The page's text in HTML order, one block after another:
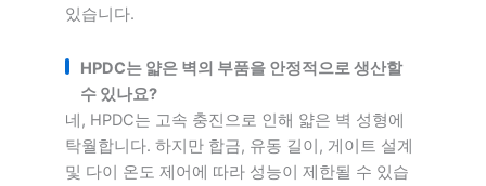
있습니다.
HPDC는 얇은 벽의 부품을 안정적으로 생산할
수 있나요?
네, HPDC는 고속 충진으로 인해 얇은 벽 성형에
탁월합니다. 하지만 합금, 유동 길이, 게이트 설계
및 다이 온도 제어에 따라 성능이 제한될 수 있습